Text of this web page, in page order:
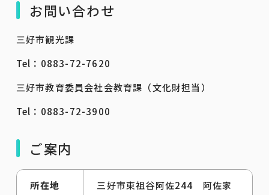
お問い合わせ
三好市観光課
Tel：0883-72-7620
三好市教育委員会社会教育課（文化財担当）
Tel：0883-72-3900
ご案内
所在地 三好市東祖谷阿佐244 阿佐家